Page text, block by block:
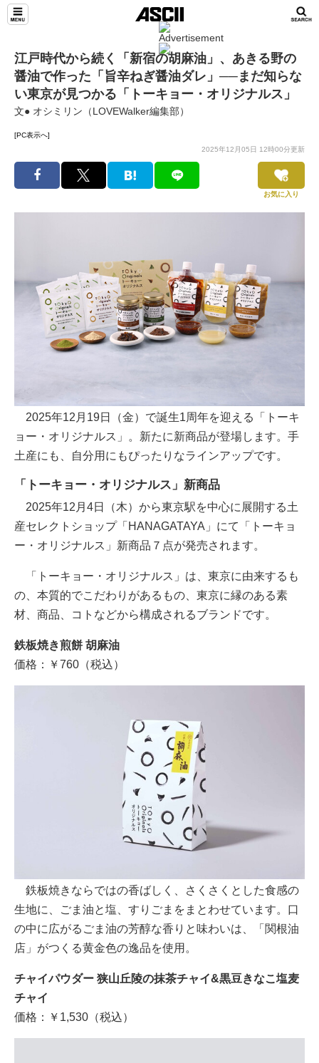
江戸時代から続く「新宿の胡麻油」、あきる野の
醤油で作った「旨辛ねぎ醤油ダレ」──まだ知らな
い東京が見つかる「トーキョー・オリジナルス」
文● オシミリン（LOVEWalker編集部）
[PC表示へ]
2025年12月05日 12時00分更新
お気に入り
2025年12月19日（金）で誕生1周年を迎える「トーキ
ョー・オリジナルス」。新たに新商品が登場します。手
土産にも、自分用にもぴったりなラインアップです。
「トーキョー・オリジナルス」新商品
2025年12月4日（木）から東京駅を中心に展開する土
産セレクトショップ「HANAGATAYA」にて「トーキョ
ー・オリジナルス」新商品７点が発売されます。
「トーキョー・オリジナルス」は、東京に由来するも
の、本質的でこだわりがあるもの、東京に縁のある素
材、商品、コトなどから構成されるブランドです。
鉄板焼き煎餅 胡麻油
価格：￥760（税込）
鉄板焼きならではの香ばしく、さくさくとした食感の
生地に、ごま油と塩、すりごまをまとわせています。口
の中に広がるごま油の芳醇な香りと味わいは、「関根油
店」がつくる黄金色の逸品を使用。
チャイパウダー 狭山丘陵の抹茶チャイ&黒豆きなこ塩麦
チャイ
価格：￥1,530（税込）